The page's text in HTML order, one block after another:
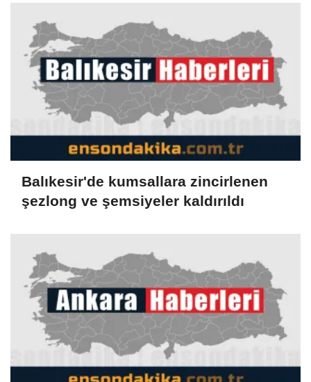
Balıkesir'de kumsallara zincirlenen
şezlong ve şemsiyeler kaldırıldı